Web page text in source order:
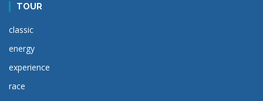
TOUR
classic
energy
experience
race